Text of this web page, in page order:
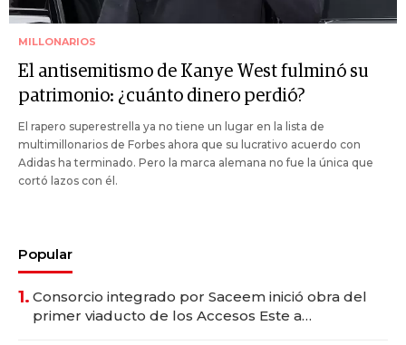
MILLONARIOS
El antisemitismo de Kanye West fulminó su
patrimonio: ¿cuánto dinero perdió?
El rapero superestrella ya no tiene un lugar en la lista de
multimillonarios de Forbes ahora que su lucrativo acuerdo con
Adidas ha terminado. Pero la marca alemana no fue la única que
cortó lazos con él.
Popular
1. Consorcio integrado por Saceem inició obra del
primer viaducto de los Accesos Este a